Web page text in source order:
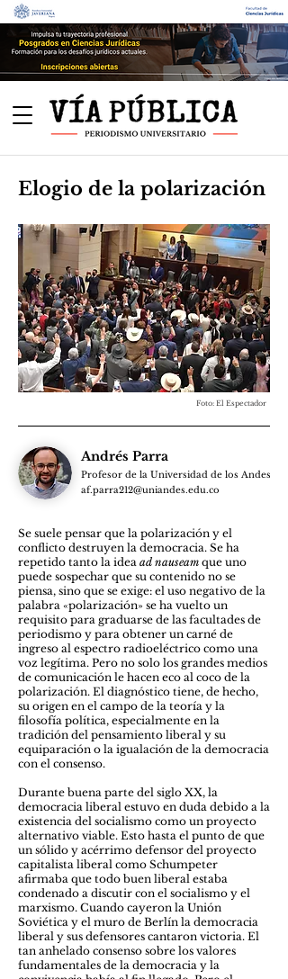
Elogio de la polarización
Foto: El Espectador
Andrés Parra
Profesor de la Universidad de los Andes
af.parra212@uniandes.edu.co
Se suele pensar que la polarización y el
conflicto destruyen la democracia. Se ha
repetido tanto la idea ad nauseam que uno
puede sospechar que su contenido no se
piensa, sino que se exige: el uso negativo de la
palabra «polarización» se ha vuelto un
requisito para graduarse de las facultades de
periodismo y para obtener un carné de
ingreso al espectro radioeléctrico como una
voz legítima. Pero no solo los grandes medios
de comunicación le hacen eco al coco de la
polarización. El diagnóstico tiene, de hecho,
su origen en el campo de la teoría y la
filosofía política, especialmente en la
tradición del pensamiento liberal y su
equiparación o la igualación de la democracia
con el consenso.
Durante buena parte del siglo XX, la
democracia liberal estuvo en duda debido a la
existencia del socialismo como un proyecto
alternativo viable. Esto hasta el punto de que
un sólido y acérrimo defensor del proyecto
capitalista liberal como Schumpeter
afirmaba que todo buen liberal estaba
condenado a discutir con el socialismo y el
marxismo. Cuando cayeron la Unión
Soviética y el muro de Berlín la democracia
liberal y sus defensores cantaron victoria. El
tan anhelado consenso sobre los valores
fundamentales de la democracia y la